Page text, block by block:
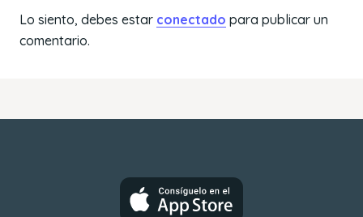
Lo siento, debes estar conectado para publicar un
comentario.